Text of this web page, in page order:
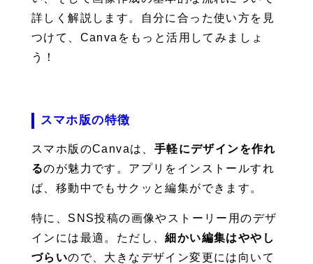
詳しく解説します。自分に合った使い方を見
つけて、Canvaをもっと活用してみましょ
う！
スマホ版の特徴
スマホ版のCanvaは、 手軽にデザインを作れ
るのが魅力です。アプリをインストールすれ
ば、移動中でもサクッと編集ができます。
特に、SNS投稿の画像やストーリー用のデザ
インには最適。ただし、細かい編集はややし
づらいので、大きなデザイン変更には向いて